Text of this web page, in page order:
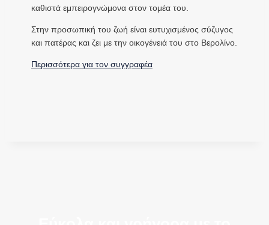
καθιστά εμπειρογνώμονα στον τομέα του.
Στην προσωπική του ζωή είναι ευτυχισμένος σύζυγος
και πατέρας και ζει με την οικογένειά του στο Βερολίνο.
Περισσότερα για τον συγγραφέα